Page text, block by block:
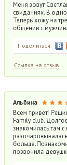
Меня зовут
свиданиях. В
Теперь хожу на
общении с
Поделиться:
Ссылка на отзыв
Альбина
Всем привет!
Family club.
знакомилась там
больше.
позвонила